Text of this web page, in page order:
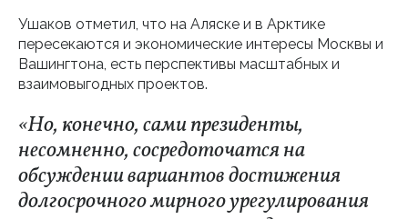
Ушаков отметил, что на Аляске и в Арктике
пересекаются и экономические интересы Москвы и
Вашингтона, есть перспективы масштабных и
взаимовыгодных проектов.
«Но, конечно, сами президенты,
несомненно, сосредоточатся на
обсуждении вариантов достижения
долгосрочного мирного урегулирования